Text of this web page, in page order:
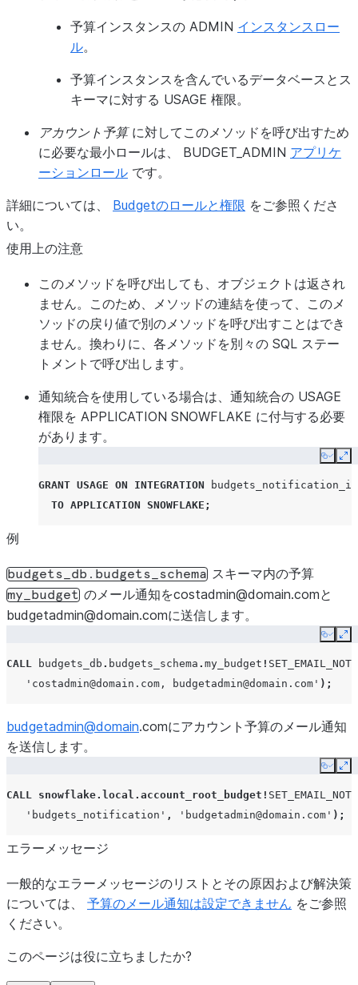
予算インスタンスの ADMIN インスタンスロー
ル。
予算インスタンスを含んでいるデータベースとス
キーマに対する USAGE 権限。
アカウント予算に対してこのメソッドを呼び出すため
に必要な最小ロールは、 BUDGET_ADMIN アプリケ
ーションロール です。
詳細については、 Budgetのロールと権限 をご参照くださ
い。
使用上の注意
このメソッドを呼び出しても、オブジェクトは返され
ません。このため、メソッドの連結を使って、このメ
ソッドの戻り値で別のメソッドを呼び出すことはでき
ません。換わりに、各メソッドを別々の SQL ステー
トメントで呼び出します。
通知統合を使用している場合は、通知統合の USAGE
権限を APPLICATION SNOWFLAKE に付与する必要
があります。
Copy
GRANT USAGE ON INTEGRATION
TO APPLICATION SNOWFLAKE ;
例
budgets_db.budgets_schema スキーマ内の予算
my_budget のメール通知をcostadmin@domain.comと
budgetadmin@domain.comに送信します。
Copy
CALL budgets_db . budgets_schema . my_budget !
'costadmin@domain.com, budgetadmin@domain.com' );
budgetadmin@domain.comにアカウント予算のメール通知
を送信します。
Copy
CALL snowflake.local.account_root_budget !
'budgets_notification' , 'budgetadmin@domain.com' );
エラーメッセージ
一般的なエラーメッセージのリストとその原因および解決策
については、 予算のメール通知は設定できません をご参照
ください。
このページは役に立ちましたか?